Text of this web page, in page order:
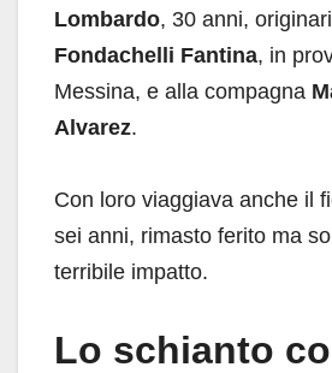
Lombardo, 30 anni,
Fondachelli Fantina, in
Messina, e alla compagna
Alvarez.
Con loro viaggiava anche il
sei anni, rimasto ferito ma
terribile impatto.
Lo schianto